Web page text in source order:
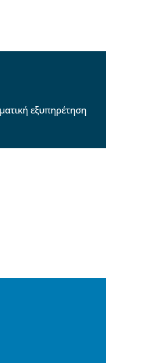
εξυπηρέτηση